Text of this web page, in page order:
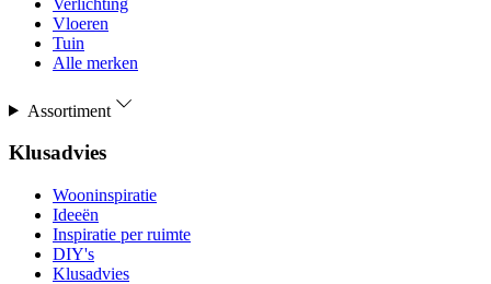
Vloeren
Tuin
Alle merken
Assortiment
Klusadvies
Wooninspiratie
Ideeën
Inspiratie per ruimte
DIY's
Klusadvies